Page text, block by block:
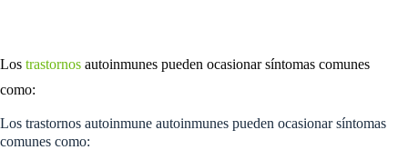
Los trastornos autoinmunes pueden ocasionar síntomas comunes
como:
Los trastornos autoinmune autoinmunes pueden ocasionar síntomas
comunes como: